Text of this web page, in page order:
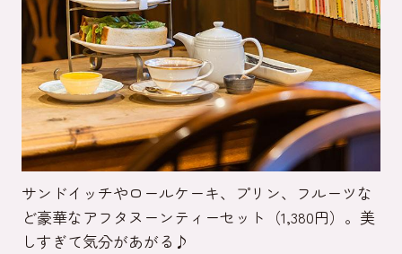
サンドイッチやロールケーキ、プリン、フルーツな
ど豪華なアフタヌーンティーセット（1,380円）。美
しすぎて気分があがる♪